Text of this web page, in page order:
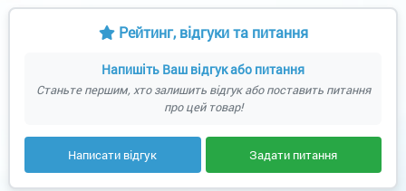
Рейтинг, відгуки та питання
Напишіть Ваш відгук або питання
Станьте першим, хто залишить відгук або поставить питання
про цей товар!
Написати відгук Задати питання